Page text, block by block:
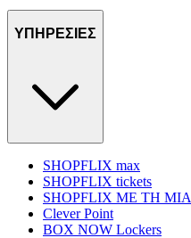
ΥΠΗΡΕΣΙΕΣ
SHOPFLIX max
SHOPFLIX tickets
SHOPFLIX ΜΕ ΤΗ ΜΙΑ
Clever Point
BOX NOW Lockers